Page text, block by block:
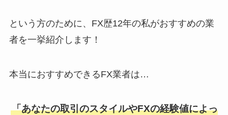
という方のために、FX歴12年の私がおすすめの業
者を一挙紹介します！
本当におすすめできるFX業者は…
「あなたの取引のスタイルやFXの経験値によっ